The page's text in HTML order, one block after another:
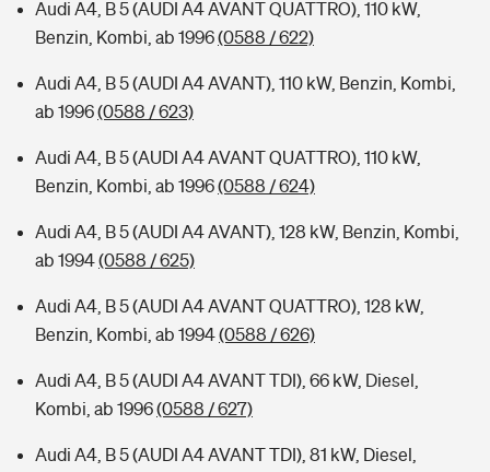
Audi A4, B 5 (AUDI A4 AVANT QUATTRO), 110 kW,
Benzin, Kombi, ab 1996(0588 / 622)
Audi A4, B 5 (AUDI A4 AVANT), 110 kW, Benzin, Kombi,
ab 1996(0588 / 623)
Audi A4, B 5 (AUDI A4 AVANT QUATTRO), 110 kW,
Benzin, Kombi, ab 1996(0588 / 624)
Audi A4, B 5 (AUDI A4 AVANT), 128 kW, Benzin, Kombi,
ab 1994(0588 / 625)
Audi A4, B 5 (AUDI A4 AVANT QUATTRO), 128 kW,
Benzin, Kombi, ab 1994(0588 / 626)
Audi A4, B 5 (AUDI A4 AVANT TDI), 66 kW, Diesel,
Kombi, ab 1996(0588 / 627)
Audi A4, B 5 (AUDI A4 AVANT TDI), 81 kW, Diesel,